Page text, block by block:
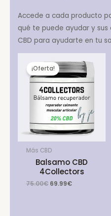
Accede a cada producto
qué te puede ayudar y sus
CBD para ayudarte en tu
¡Oferta!
Más CBD
Balsamo CBD
4Collectors
75.00€ Original
69.99€Current